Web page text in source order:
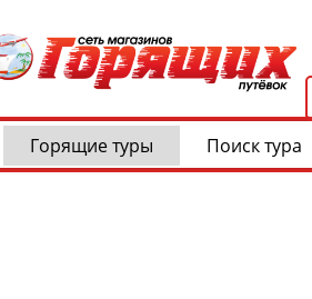
Горящие туры
Поиск тура